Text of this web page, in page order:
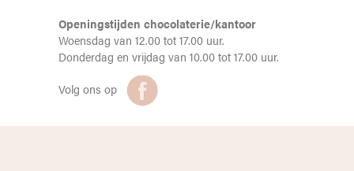
Openingstijden chocolaterie/kantoor
Woensdag van 12.00 tot 17.00 uur.
Donderdag en vrijdag van 10.00 tot 17.00 uur.
Volg ons op